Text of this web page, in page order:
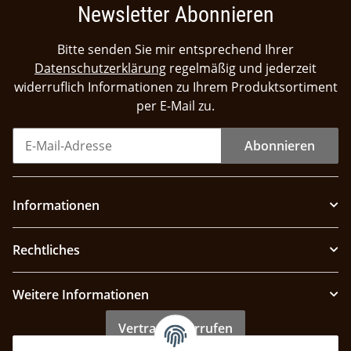
Newsletter Abonnieren
Bitte senden Sie mir entsprechend Ihrer
Datenschutzerklärung regelmäßig und jederzeit
widerruflich Informationen zu Ihrem Produktsortiment
per E-Mail zu.
Abonnieren
Informationen
Rechtliches
Weitere Informationen
Vertrag widerrufen